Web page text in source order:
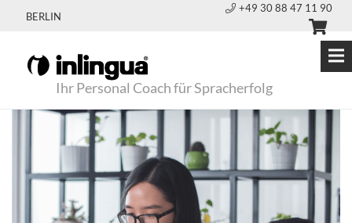
BERLIN
+49 30 88 47 11 90
Ihr Personal Coach für Spracherfolg